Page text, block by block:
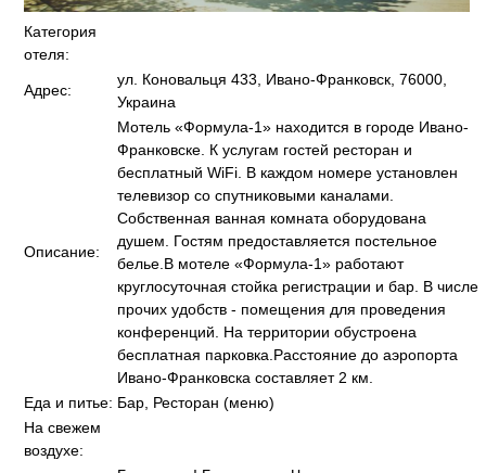
Категория
отеля:
Адрес:
ул. Коновальця 433, Ивано-Франковск, 76000,
Украина
Описание:
Мотель «Формула-1» находится в городе Ивано-
Франковске. К услугам гостей ресторан и
бесплатный WiFi. В каждом номере установлен
телевизор со спутниковыми каналами.
Собственная ванная комната оборудована
душем. Гостям предоставляется постельное
белье.В мотеле «Формула-1» работают
круглосуточная стойка регистрации и бар. В числе
прочих удобств - помещения для проведения
конференций. На территории обустроена
бесплатная парковка.Расстояние до аэропорта
Ивано-Франковска составляет 2 км.
Еда и питье: Бар, Ресторан (меню)
На свежем
воздухе: